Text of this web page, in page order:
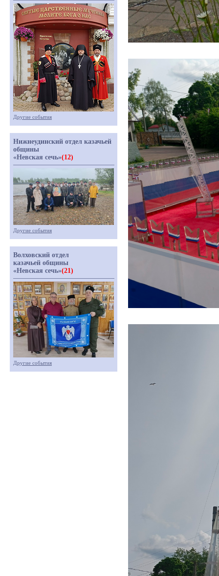
Другие события
Нижнеудинский отдел казачьей
общины
«Невская сечь»(12)
Другие события
Волховский отдел
казачьей общины
«Невская сечь»(21)
Другие события